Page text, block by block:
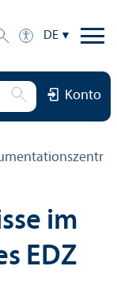
DE
Konto
im
EDZ